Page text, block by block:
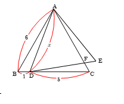
6
5
1
x
A
B C
D
E
F